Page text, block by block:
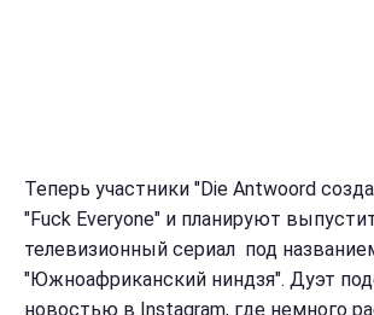
Теперь участники "Die Antwoord
"Fuck Everyone" и планируют
телевизионный сериал под
"Южноафриканский ниндзя". Дуэт
новостью в Instagram, где немного